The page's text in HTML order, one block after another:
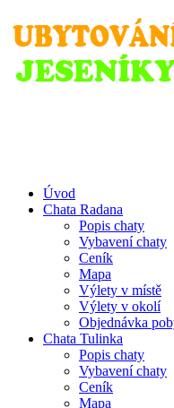
Úvod
Chata Radana
Popis chaty
Vybavení chaty
Ceník
Mapa
Výlety v místě
Výlety v okolí
Objednávka
Chata Tulinka
Popis chaty
Vybavení chaty
Ceník
Mapa